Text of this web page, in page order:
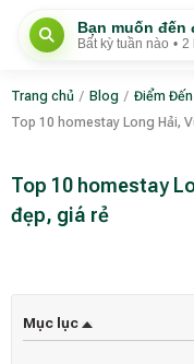
Bạn muốn đến
Bất kỳ tuần nào • 2
Trang chủ / Blog / Điểm Đến
Top 10 homestay Long Hải,
Top 10 homestay
đẹp, giá rẻ
Mục lục